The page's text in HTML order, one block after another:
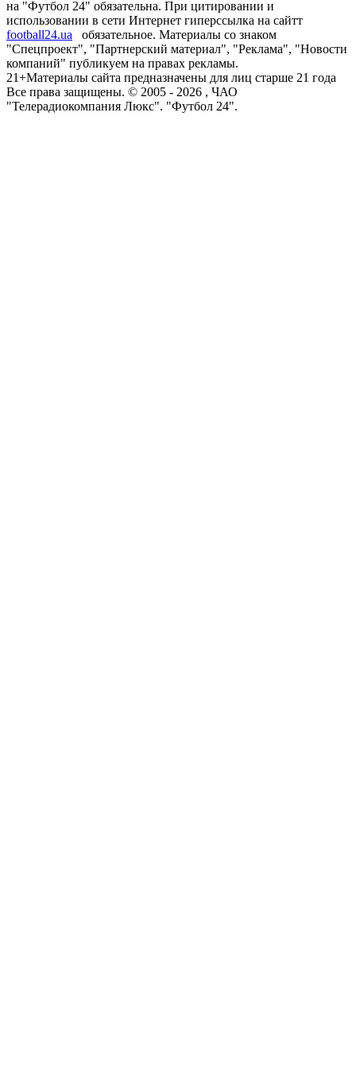
на "Футбол 24" обязательна. При цитировании и
использовании в сети Интернет гиперссылка на сайтт
football24.ua
обязательное. Материалы со знаком
"Спецпроект", "Партнерский материал", "Реклама", "Новости
компаний" публикуем на правах рекламы.
21+Материалы сайта предназначены для лиц старше 21 года
Все права защищены. © 2005 - 2026 , ЧАО
"Телерадиокомпания Люкс". "Футбол 24".